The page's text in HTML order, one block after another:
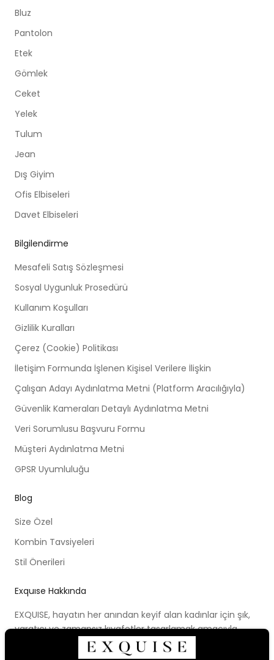
Bluz
Pantolon
Etek
Gömlek
Ceket
Yelek
Tulum
Jean
Dış Giyim
Ofis Elbiseleri
Davet Elbiseleri
Bilgilendirme
Mesafeli Satış Sözleşmesi
Sosyal Uygunluk Prosedürü
Kullanım Koşulları
Gizlilik Kuralları
Çerez (Cookie) Politikası
İletişim Formunda İşlenen Kişisel Verilere İlişkin
Çalışan Adayı Aydınlatma Metni (Platform Aracılığıyla)
Güvenlik Kameraları Detaylı Aydınlatma Metni
Veri Sorumlusu Başvuru Formu
Müşteri Aydınlatma Metni
GPSR Uyumluluğu
Blog
Size Özel
Kombin Tavsiyeleri
Stil Önerileri
Exquıse Hakkında
EXQUISE, hayatın her anından keyif alan kadınlar için şık,
yaratıcı ve zamansız kıyafetler tasarlamak amacıyla
kurulmuştur. Kurulduğu ilk günden beri ortaya koymaya
çalıştığı modern tasarım anlayışı, cesur renk paletleri,